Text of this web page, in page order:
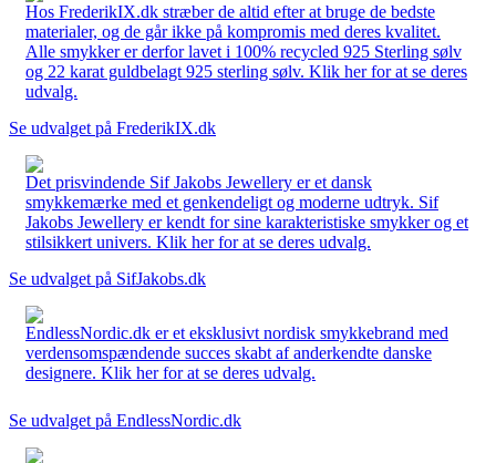
Hos FrederikIX.dk stræber de altid efter at bruge de bedste
materialer, og de går ikke på kompromis med deres kvalitet.
Alle smykker er derfor lavet i 100% recycled 925 Sterling sølv
og 22 karat guldbelagt 925 sterling sølv. Klik her for at se deres
udvalg.
Se udvalget på FrederikIX.dk
Det prisvindende Sif Jakobs Jewellery er et dansk
smykkemærke med et genkendeligt og moderne udtryk. Sif
Jakobs Jewellery er kendt for sine karakteristiske smykker og et
stilsikkert univers. Klik her for at se deres udvalg.
Se udvalget på SifJakobs.dk
EndlessNordic.dk er et eksklusivt nordisk smykkebrand med
verdensomspændende succes skabt af anderkendte danske
designere. Klik her for at se deres udvalg.
Se udvalget på EndlessNordic.dk